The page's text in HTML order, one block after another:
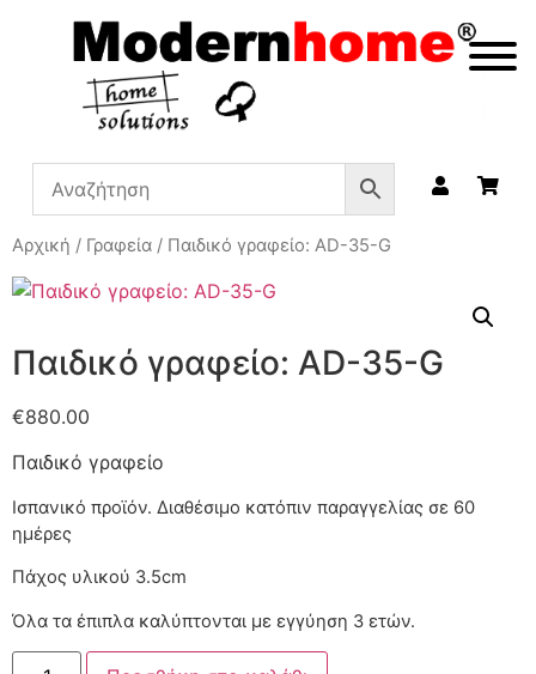
Αρχική / Γραφεία / Παιδικό γραφείο: AD-35-G
Παιδικό γραφείο: AD-35-G
€880.00
Παιδικό γραφείο
Ισπανικό προϊόν. Διαθέσιμο κατόπιν παραγγελίας
Πάχος υλικού 3.5cm
Όλα τα έπιπλα καλύπτονται με εγγύηση 3 ετών.